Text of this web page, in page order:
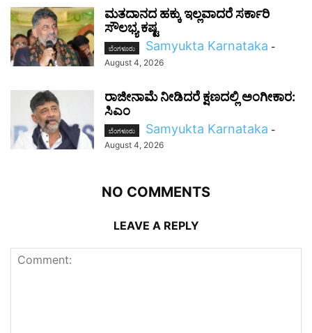
ಮತದಾನದ ಹಕ್ಕು ಇಲ್ಲವಾದರೆ ಸರ್ಕಾರಿ
ಸೌಲಭ್ಯ ಕಷ್ಟ
ಬೆಂಗಳೂರು Samyukta Karnataka -
August 4, 2026
ರಾಜೀನಾಮೆ ನೀಡಿದರೆ ಕ್ಷಣದಲ್ಲಿ ಅಂಗೀಕಾರ:
ಸಿಎಂ
ಬೆಂಗಳೂರು Samyukta Karnataka -
August 4, 2026
NO COMMENTS
LEAVE A REPLY